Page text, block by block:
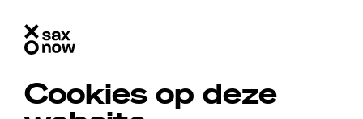
Cookies op deze